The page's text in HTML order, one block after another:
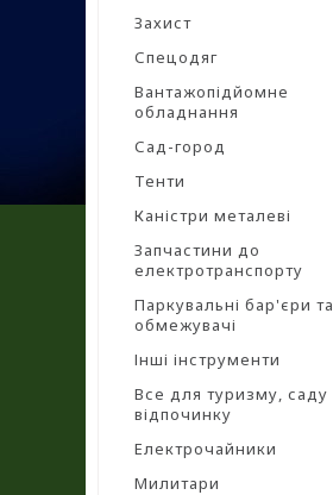
Захист
Спецодяг
Вантажопідйомне
обладнання
Сад-город
Тенти
Каністри металеві
Запчастини до
електротранспорту
Паркувальні бар'єри та
обмежувачі
Інші інструменти
Все для туризму, саду
відпочинку
Електрочайники
Милитари